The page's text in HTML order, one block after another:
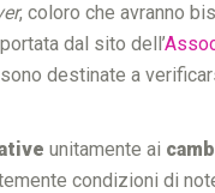
, coloro che avranno
dal sito dell’
destinate a
unitamente ai
condizioni di